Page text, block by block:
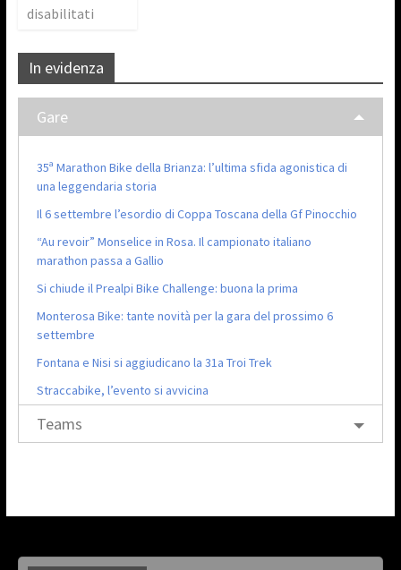
disabilitati
In evidenza
Gare
35ª Marathon Bike della Brianza: l’ultima sfida agonistica di
una leggendaria storia
Il 6 settembre l’esordio di Coppa Toscana della Gf Pinocchio
“Au revoir” Monselice in Rosa. Il campionato italiano
marathon passa a Gallio
Si chiude il Prealpi Bike Challenge: buona la prima
Monterosa Bike: tante novità per la gara del prossimo 6
settembre
Fontana e Nisi si aggiudicano la 31a Troi Trek
Straccabike, l’evento si avvicina
Teams